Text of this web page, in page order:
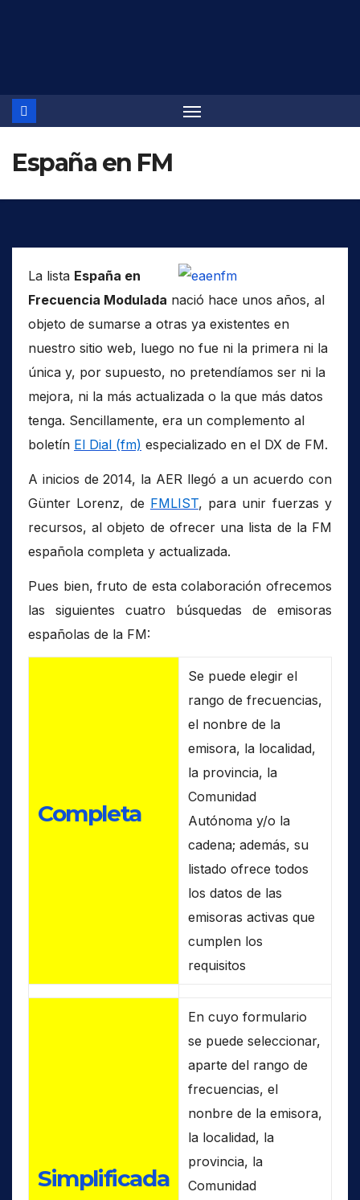
España en FM
La lista España en
Frecuencia Modulada nació hace unos años, al
objeto de sumarse a otras ya existentes en
nuestro sitio web, luego no fue ni la primera ni la
única y, por supuesto, no pretendíamos ser ni la
mejora, ni la más actualizada o la que más datos
tenga. Sencillamente, era un complemento al
boletín El Dial (fm) especializado en el DX de FM.
A inicios de 2014, la AER llegó a un acuerdo con
Günter Lorenz, de FMLIST, para unir fuerzas y
recursos, al objeto de ofrecer una lista de la FM
española completa y actualizada.
Pues bien, fruto de esta colaboración ofrecemos
las siguientes cuatro búsquedas de emisoras
españolas de la FM:
Completa
Se puede elegir el
rango de frecuencias,
el nonbre de la
emisora, la localidad,
la provincia, la
Comunidad
Autónoma y/o la
cadena; además, su
listado ofrece todos
los datos de las
emisoras activas que
cumplen los
requisitos
Simplificada
En cuyo formulario
se puede seleccionar,
aparte del rango de
frecuencias, el
nonbre de la emisora,
la localidad, la
provincia, la
Comunidad